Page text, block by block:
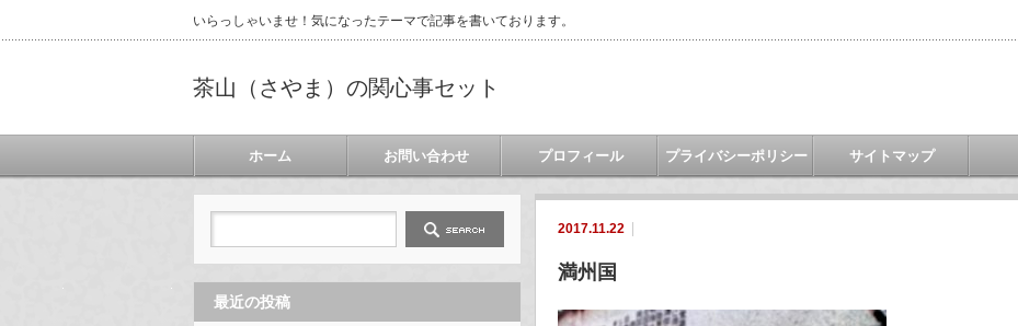
いらっしゃいませ！気になったテーマで記事を書いております。
茶山（さやま）の関心事セット
ホーム お問い合わせ プロフィール プライバシーポリシー サイトマップ
2017.11.22
満州国
最近の投稿